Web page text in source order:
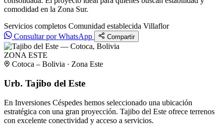
comodidad en la Zona Sur.
Servicios completos Comunidad establecida Villaflor
Consultar por WhatsApp
Compartir
ZONA ESTE
Cotoca – Bolivia · Zona Este
Urb. Tajibo del Este
En Inversiones Céspedes hemos seleccionado una ubicación
estratégica con una gran proyección. Tajibo del Este ofrece terrenos
con excelente conectividad y acceso a servicios.